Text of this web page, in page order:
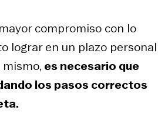
compromiso con lo
lograr en un plazo personal
es necesario que
los pasos correctos